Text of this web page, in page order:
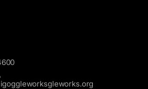
igoggleworksgleworks.org